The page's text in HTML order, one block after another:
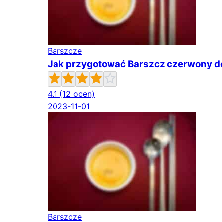
Barszcze
Jak przygotować Barszcz czerwony
4.1 (12 ocen)
2023-11-01
Barszcze